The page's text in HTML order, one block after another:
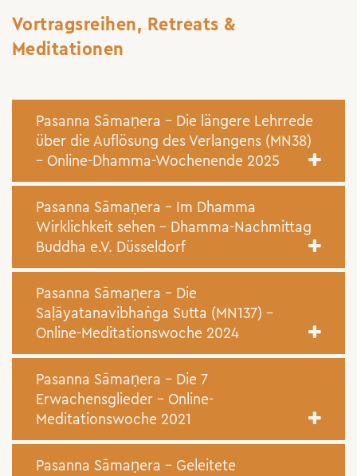
Vortragsreihen, Retreats &
Meditationen
Pasanna Sāmaṇera – Die längere Lehrrede
über die Auflösung des Verlangens (MN38)
– Online-Dhamma-Wochenende 2025
Pasanna Sāmaṇera – Im Dhamma
Wirklichkeit sehen – Dhamma-Nachmittag
Buddha e.V. Düsseldorf
Pasanna Sāmaṇera – Die
Saḷāyatanavibhaṅga Sutta (MN137) –
Online-Meditationswoche 2024
Pasanna Sāmaṇera – Die 7
Erwachensglieder – Online-
Meditationswoche 2021
Pasanna Sāmaṇera – Geleitete